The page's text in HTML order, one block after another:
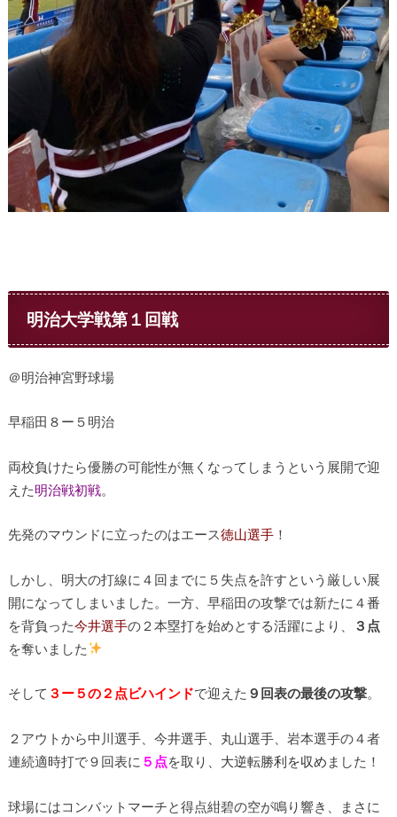
明治大学戦第１回戦
＠明治神宮野球場
早稲田８ー５明治
両校負けたら優勝の可能性が無くなってしまうという展開で迎
えた明治戦初戦。
先発のマウンドに立ったのはエース徳山選手！
しかし、明大の打線に４回までに５失点を許すという厳しい展
開になってしまいました。一方、早稲田の攻撃では新たに４番
を背負った今井選手の２本塁打を始めとする活躍により、
３点
を奪いました
そして ３ー５の２点ビハインドで迎えた ９回表の最後の攻撃。
２アウトから中川選手、今井選手、丸山選手、岩本選手の４者
連続適時打で９回表に ５点を取り 、大逆転勝利を収め ました！
球場にはコンバットマーチと得点紺碧の空が鳴り響き、まさに